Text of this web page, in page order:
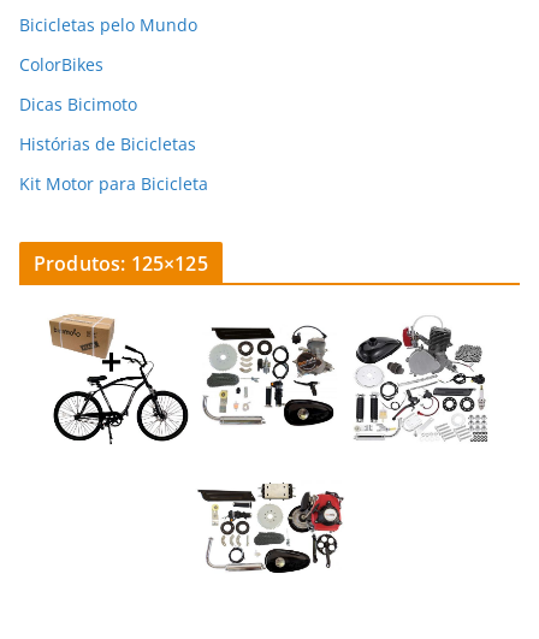
Bicicletas pelo Mundo
ColorBikes
Dicas Bicimoto
Histórias de Bicicletas
Kit Motor para Bicicleta
Produtos: 125×125